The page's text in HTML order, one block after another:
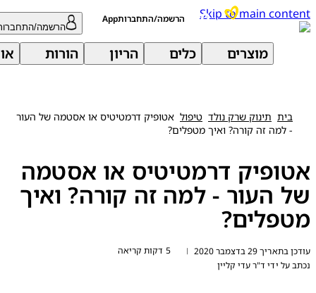
Skip to main הרשמה/התחברותApp
הרשמה/התחברות
מוצרים כלים הריון הורות
תינוק שרק נולד טיפול
אטופיק דרמטיטיס או אסטמה של העור
- למה זה קורה? ואיך מטפלים?
דרמטיטיס או אסטמה
העור - למה זה קורה? ואיך
29 בדצמבר 2020 |
ידי ד"ר עדי קליין